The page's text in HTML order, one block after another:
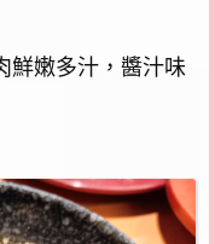
鮮嫩多汁，醬汁味